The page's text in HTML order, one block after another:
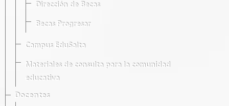
Dirección de Becas
Becas Progresar
Campus EduSalta
Materiales de consulta para la comunidad
educativa
Docentes